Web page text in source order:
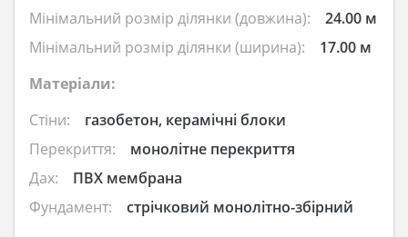
Мінімальний розмір ділянки (довжина):
24.00 м
Мінімальний розмір ділянки (ширина):
17.00 м
Матеріали:
Стіни:
газобетон, керамічні блоки
Перекриття:
монолітне перекриття
Дах:
ПВХ мембрана
Фундамент:
стрічковий монолітно-збірний